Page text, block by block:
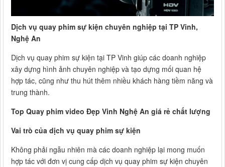
Dịch vụ quay phim sự kiện chuyên nghiệp tại TP Vinh,
Nghệ An
Dịch vụ quay phim sự kiện tại TP Vinh giúp các doanh nghiệp
xây dựng hình ảnh chuyên nghiệp và tạo dựng mối quan hệ
hợp tác, cũng như thu hút thêm nhiều khách hàng tiềm năng và
trung thành.
Top Quay phim video Đẹp Vinh Nghệ An giá rẻ chất lượng
Vai trò của dịch vụ quay phim sự kiện
Không phải ngẫu nhiên mà các doanh nghiệp lại mong muốn
hợp tác với đơn vị cung cấp dịch vụ quay phim sự kiện chuyên